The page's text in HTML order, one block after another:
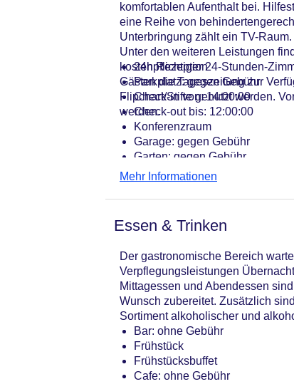
komfortablen Aufenthalt bei.
eine Reihe von
Unterbringung zählt ein TV-
Unter den weiteren Leistungen
kostenpflichtiger 24-Stunden-
Gästen die Tageszeitung zur
Flipchart/Stifte genutzt werden.
werden.
24h Rezeption
Parkplatz: gegen Gebühr
Check-in von: 14:00:00
Check-out bis: 12:00:00
Konferenzraum
Garage: gegen Gebühr
Garten: gegen Gebühr
Hotelsafe: gegen Gebühr
Letzte umfassende
Minimarkt: ohne Gebühr
Zimmerservice: gegen Gebühr
Gesamtanzahl der Stockwerke:
Gesamtanzahl der Zimmer: 194
Pools:Kinderbecken, Indoor
Zahlungsarten: American
Landeskategorie: 5 Sterne
Mehr Informationen
Essen & Trinken
Der gastronomische Bereich
Verpflegungsleistungen
Mittagessen und Abendessen
Wunsch zubereitet. Zusätzlich
Sortiment alkoholischer und
Bar: ohne Gebühr
Frühstück
Frühstücksbuffet
Cafe: ohne Gebühr